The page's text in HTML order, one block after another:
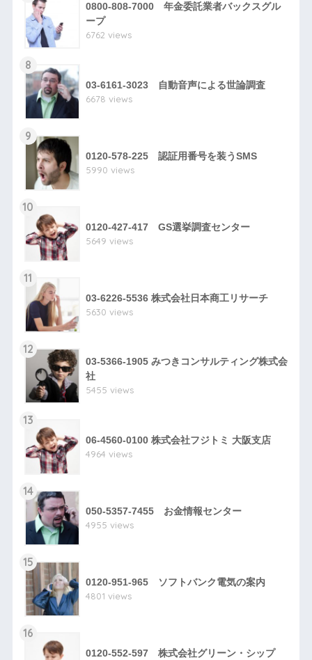
0800-808-7000 年金委託業者バックスグル
ープ
6762 views
8
03-6161-3023 自動音声による世論調査
6678 views
9
0120-578-225 認証用番号を装うSMS
5990 views
10
0120-427-417 GS選挙調査センター
5649 views
11
03-6226-5536 株式会社日本商工リサーチ
5630 views
12
03-5366-1905 みつきコンサルティング株式会
社
5455 views
13
06-4560-0100 株式会社フジトミ 大阪支店
4964 views
14
050-5357-7455 お金情報センター
4955 views
15
0120-951-965 ソフトバンク電気の案内
4801 views
16
0120-552-597 株式会社グリーン・シップ